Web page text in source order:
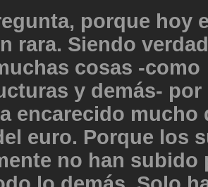
porque hoy
rara. Siendo
cosas -como
y demás-
encarecido mucho
euro. Porque los
no han subido